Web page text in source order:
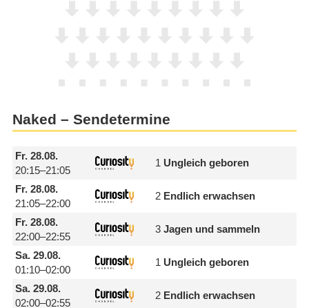
Naked – Sendetermine
Fr.28.08.
20:15–21:05
1 Ungleich geboren
Fr.28.08.
21:05–22:00
2 Endlich erwachsen
Fr.28.08.
22:00–22:55
3 Jagen und sammeln
Sa.29.08.
01:10–02:00
1 Ungleich geboren
Sa.29.08.
02:00–02:55
2 Endlich erwachsen